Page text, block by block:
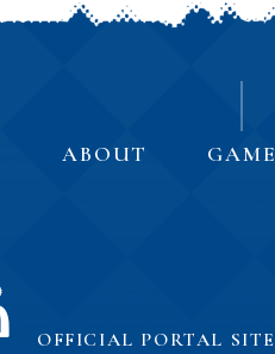
ABOUT GAME
OFFICIAL PORTAL SITE